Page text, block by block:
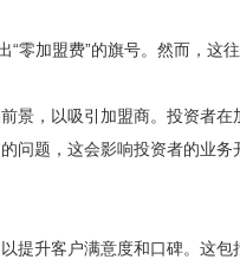
加盟费”的旗号。然而，这
，以吸引加盟商。投资者在
题，这会影响投资者的业务
升客户满意度和口碑。这包